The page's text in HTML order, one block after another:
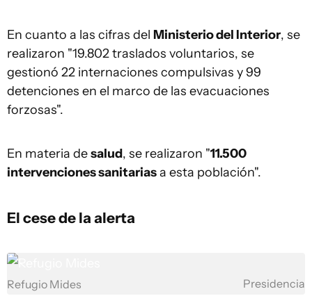
En cuanto a las cifras del Ministerio del Interior, se
realizaron "19.802 traslados voluntarios, se
gestionó 22 internaciones compulsivas y 99
detenciones en el marco de las evacuaciones
forzosas".
En materia desalud, se realizaron "11.500
intervenciones sanitariasa esta población".
El cese de la alerta
Refugio Mides Presidencia